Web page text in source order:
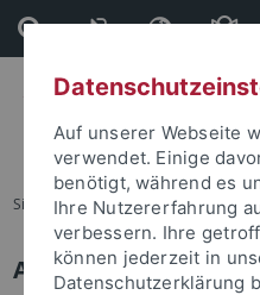
Direkt
zum
Inhalt
Direkt
zur
Fußleiste
Sie sind hier: Startseite
Anmelden
Auf unserer Webseite
verwendet. Einige
benötigt, während es
Ihre Nutzererfahrung
verbessern. Ihre
können jederzeit in
Datenschutzerklärung